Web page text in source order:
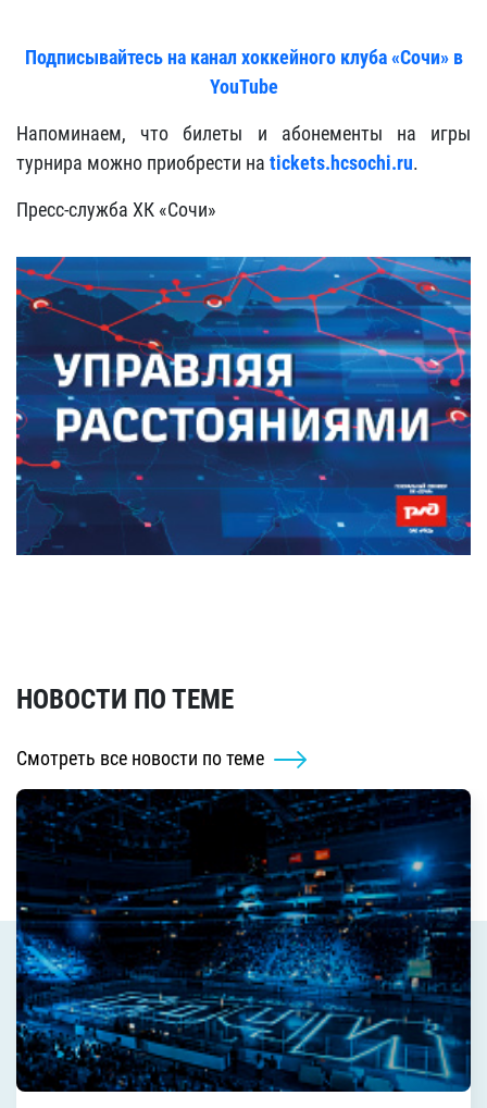
Подписывайтесь на канал хоккейного клуба «Сочи» в
YouTube
Напоминаем, что билеты и абонементы на игры
турнира можно приобрести на tickets.hcsochi.ru.
Пресс-служба ХК «Сочи»
НОВОСТИ ПО ТЕМЕ
Смотреть все новости по теме